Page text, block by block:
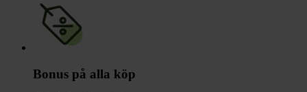
Bonus på alla köp